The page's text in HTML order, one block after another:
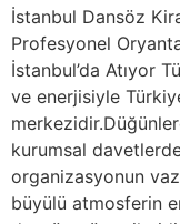
İstanbul Dansöz
Profesyonel
İstanbul’da Atıyor
ve enerjisiyle
kurumsal
organizasyonun
büyülü atmosferin